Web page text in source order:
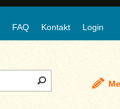
FAQ Kontakt Login